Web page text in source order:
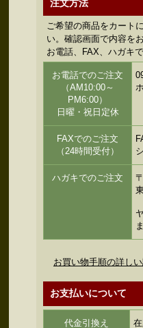
注文方法
ご希望の商品をカート
い。確認画面で内容を
お電話、FAX、ハガキ
お電話でのご注文
（AM10:00～
PM6:00）
日曜・祝日定休
FAXでのご注文
（24時間受付）
ハガキでのご注文
お買い物手順の詳し
お支払いについて
代金引換え